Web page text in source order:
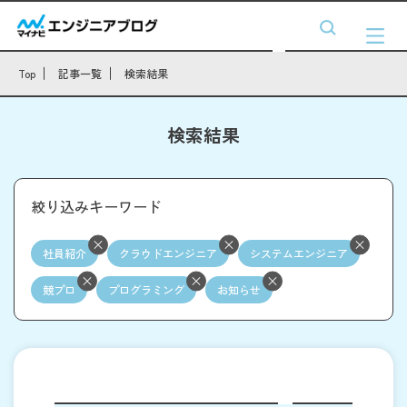
Top 記事一覧 検索結果
検索結果
絞り込みキーワード
社員紹介 クラウドエンジニア システムエンジニア
競プロ プログラミング お知らせ